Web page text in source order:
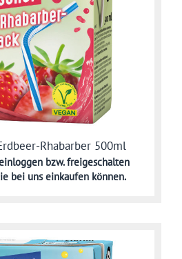
Rhabarber 500ml
bzw. freigeschalten
bei uns einkaufen können.